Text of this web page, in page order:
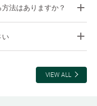
法はありますか？
い
VIEW ALL